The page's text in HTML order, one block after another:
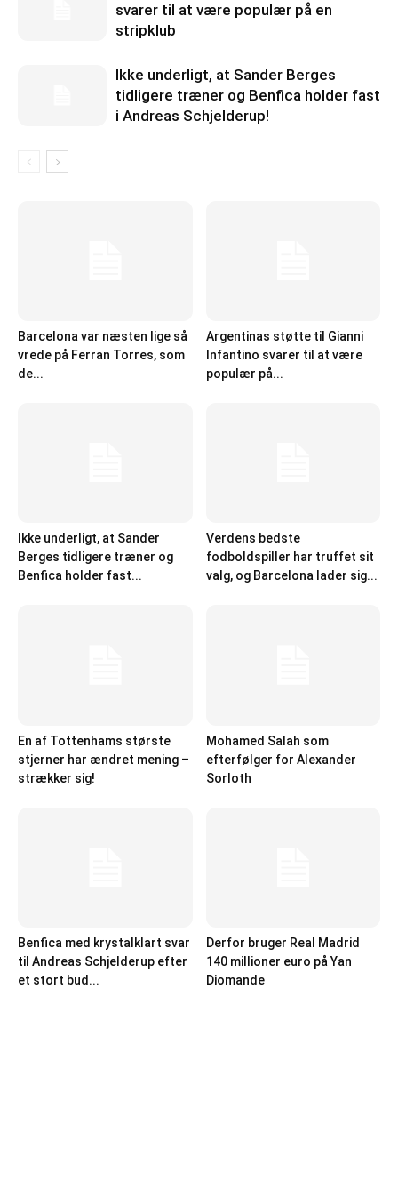
svarer til at være populær på en
stripklub
Ikke underligt, at Sander Berges
tidligere træner og Benfica holder fast
i Andreas Schjelderup!
Barcelona var næsten lige så
vrede på Ferran Torres, som
de...
Argentinas støtte til Gianni
Infantino svarer til at være
populær på...
Ikke underligt, at Sander
Berges tidligere træner og
Benfica holder fast...
Verdens bedste
fodboldspiller har truffet sit
valg, og Barcelona lader sig...
En af Tottenhams største
stjerner har ændret mening –
strækker sig!
Mohamed Salah som
efterfølger for Alexander
Sorloth
Benfica med krystalklart svar
til Andreas Schjelderup efter
et stort bud...
Derfor bruger Real Madrid
140 millioner euro på Yan
Diomande